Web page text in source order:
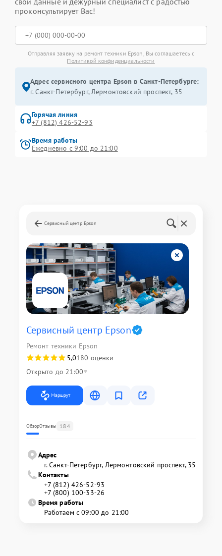
проконсультирует Вас!
Отправляя заявку на ремонт техники Epson, Вы соглашаетесь с
Политикой конфиденциальности
Адрес сервисного центра Epson в Санкт-Петербурге:
г. Санкт-Петербург, Лермонтовский проспект, 35
Горячая линия
+7 (812) 426-52-93
Время работы
Ежедневно с 9:00 до 21:00
Сервисный центр Epson
Сервисный центр Epson
Ремонт техники Epson
5,0180 оценки
Открыто до 21:00
Маршрут
ОбзорОтзывы 184
Адрес
г. Санкт-Петербург, Лермонтовский проспект, 35
Контакты
+7 (812) 426-52-93
+7 (800) 100-33-26
Время работы
Работаем с 09:00 до 21:00